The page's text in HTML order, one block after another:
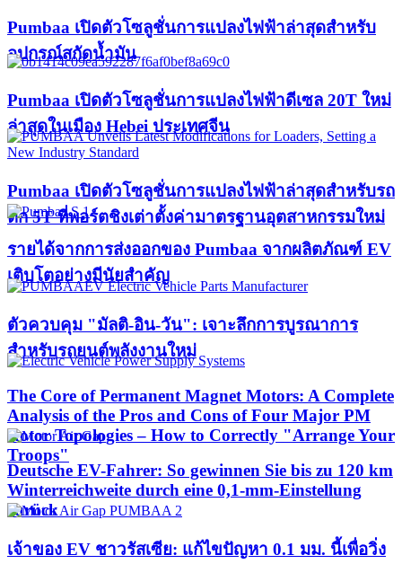
Pumbaa เปิดตัวโซลูชั่นการแปลงไฟฟ้าล่าสุดสำหรับ
อุปกรณ์สกัดน้ำมัน
Pumbaa เปิดตัวโซลูชั่นการแปลงไฟฟ้าดีเซล 20T ใหม่
ล่าสุดในเมือง Hebei ประเทศจีน
Pumbaa เปิดตัวโซลูชั่นการแปลงไฟฟ้าล่าสุดสำหรับรถ
ตัก 5T ที่พอร์ตชิงเต่าตั้งค่ามาตรฐานอุตสาหกรรมใหม่
รายได้จากการส่งออกของ Pumbaa จากผลิตภัณฑ์ EV
เติบโตอย่างมีนัยสำคัญ
ตัวควบคุม "มัลติ-อิน-วัน": เจาะลึกการบูรณาการ
สำหรับรถยนต์พลังงานใหม่
The Core of Permanent Magnet Motors: A Complete
Analysis of the Pros and Cons of Four Major PM
Rotor Topologies – How to Correctly "Arrange Your
Troops"
Deutsche EV-Fahrer: So gewinnen Sie bis zu 120 km
Winterreichweite durch eine 0,1-mm-Einstellung
zurück
เจ้าของ EV ชาวรัสเซีย: แก้ไขปัญหา 0.1 มม. นี้เพื่อวิ่ง